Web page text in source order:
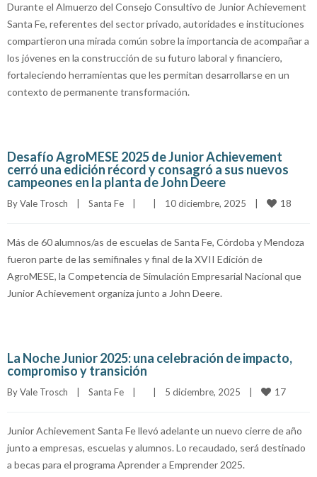
Durante el Almuerzo del Consejo Consultivo de Junior Achievement
Santa Fe, referentes del sector privado, autoridades e instituciones
compartieron una mirada común sobre la importancia de acompañar a
los jóvenes en la construcción de su futuro laboral y financiero,
fortaleciendo herramientas que les permitan desarrollarse en un
contexto de permanente transformación.
Desafío AgroMESE 2025 de Junior Achievement
cerró una edición récord y consagró a sus nuevos
campeones en la planta de John Deere
By Vale Trosch Santa Fe 10 diciembre, 2025 18
Más de 60 alumnos/as de escuelas de Santa Fe, Córdoba y Mendoza
fueron parte de las semifinales y final de la XVII Edición de
AgroMESE, la Competencia de Simulación Empresarial Nacional que
Junior Achievement organiza junto a John Deere.
La Noche Junior 2025: una celebración de impacto,
compromiso y transición
By Vale Trosch Santa Fe 5 diciembre, 2025 17
Junior Achievement Santa Fe llevó adelante un nuevo cierre de año
junto a empresas, escuelas y alumnos. Lo recaudado, será destinado
a becas para el programa Aprender a Emprender 2025.